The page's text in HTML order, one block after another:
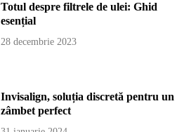
Totul despre filtrele de ulei: Ghid
esențial
28 decembrie 2023
Invisalign, soluția discretă pentru un
zâmbet perfect